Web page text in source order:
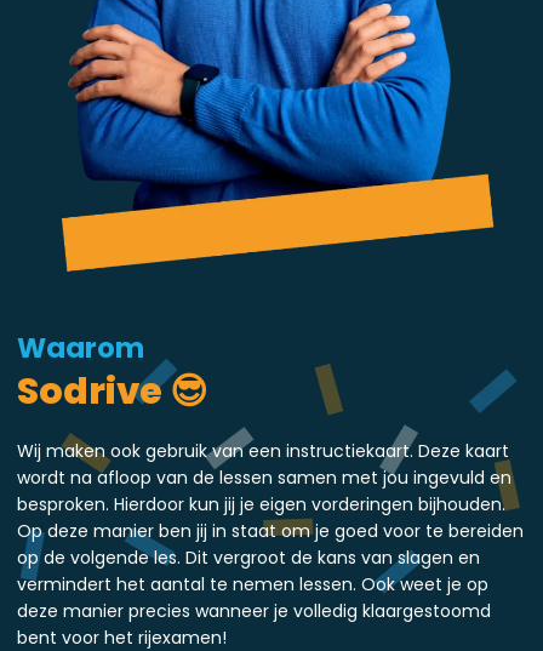
Waarom
Sodrive 😎
Wij maken ook gebruik van een instructiekaart. Deze kaart
wordt na afloop van de lessen samen met jou ingevuld en
besproken. Hierdoor kun jij je eigen vorderingen bijhouden.
Op deze manier ben jij in staat om je goed voor te bereiden
op de volgende les. Dit vergroot de kans van slagen en
vermindert het aantal te nemen lessen. Ook weet je op
deze manier precies wanneer je volledig klaargestoomd
bent voor het rijexamen!